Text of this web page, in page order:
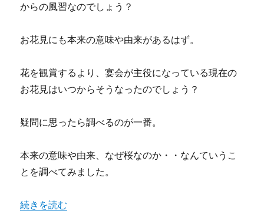
からの風習なのでしょう？
お花見にも本来の意味や由来があるはず。
花を観賞するより、宴会が主役になっている現在の
お花見はいつからそうなったのでしょう？
疑問に思ったら調べるのが一番。
本来の意味や由来、なぜ桜なのか・・なんていうこ
とを調べてみました。
“お花見とは？なぜ桜なの？意味や由来 花見の風習いつ
続きを読む